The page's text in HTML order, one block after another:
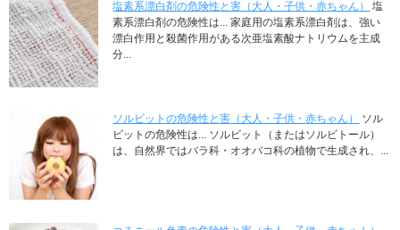
塩素系漂白剤の危険性と害（大人・子供・赤ちゃん）
塩
素系漂白剤の危険性は... 家庭用の塩素系漂白剤は、強い
漂白作用と殺菌作用がある次亜塩素酸ナトリウムを主成
分...
ソルビットの危険性と害（大人・子供・赤ちゃん）
ソル
ビットの危険性は... ソルビット（またはソルビトール）
は、自然界ではバラ科・オオバコ科の植物で生成され、...